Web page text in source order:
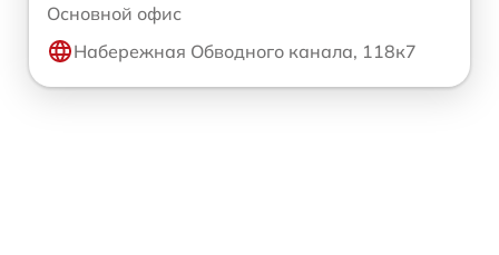
Основной офис
Набережная Обводного канала, 118к7